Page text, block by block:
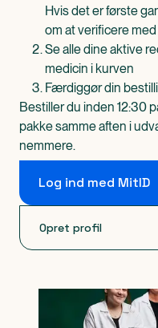
Hvis det er første
om at verificere
Se alle dine aktive
medicin i kurven
Færdiggør din
Bestiller du inden 12:30
pakke samme aften i
nemmere.
Log ind med MitID
Opret profil